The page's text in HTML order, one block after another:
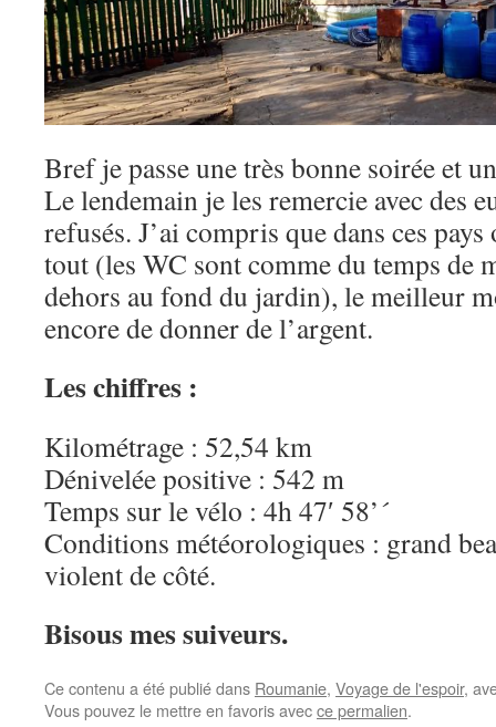
Bref je passe une très bonne soirée et
Le lendemain je les remercie avec des
refusés. J’ai compris que dans ces
tout (les WC sont comme du temps de
dehors au fond du jardin), le meilleur
encore de donner de l’argent.
Les chiffres :
Kilométrage : 52,54 km
Dénivelée positive : 542 m
Temps sur le vélo : 4h 47′ 58’´
Conditions météorologiques : grand
violent de côté.
Bisous mes suiveurs.
Ce contenu a été publié dans Roumanie, Voyage de l'espoir,
Vous pouvez le mettre en favoris avecce permalien.